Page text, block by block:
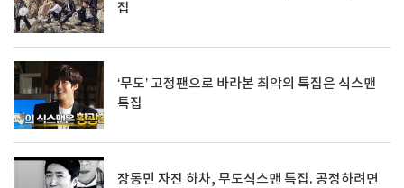
집
‘무도’ 고정팬으로 바라본 최악의 특집은 식스맨
특집
장동민 자진 하차, 무도식스맨 특집. 공정하려면